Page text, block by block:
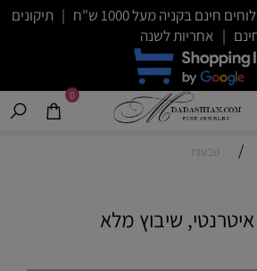
משלוחים מהירים | משלוחים חינם בקניה מעל 1000 ש"ח | תיקונים
| אחריות לשנה
0
/ טבעות
שיבוץ מלא